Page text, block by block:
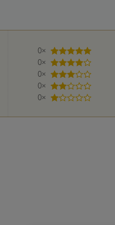
0×
5
0×
4
0×
3 hvězdičky
0×
2 hvězdičky
0×
1 hvezdička